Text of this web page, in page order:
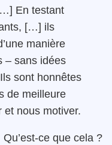
En testant
[…] ils
manière
– sans idées
sont honnêtes
de meilleure
et nous motiver.
Qu’est-ce que cela ?